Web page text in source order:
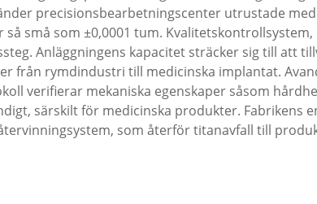
precisionsbearbetningscenter utrustade
små som ±0,0001 tum.
Anläggningens kapacitet sträcker sig till att
från rymdindustri till medicinska implantat.
verifierar mekaniska egenskaper såsom
särskilt för medicinska produkter. Fabrikens
som återför titanavfall till